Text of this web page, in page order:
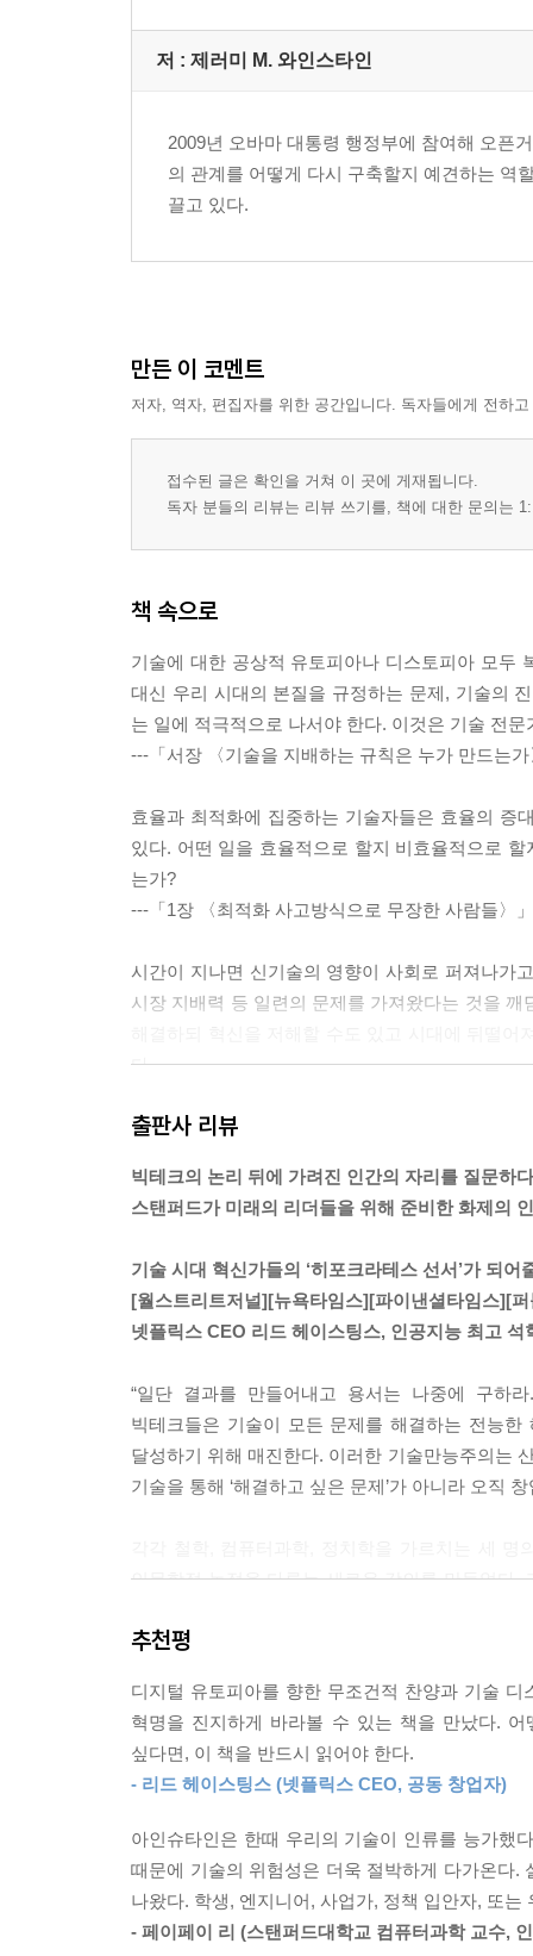
저 : 제러미 M. 와인스타인
2009년 오바마 대통령 행정부에 참여해 오픈
의 관계를 어떻게 다시 구축할지 예견하는 역
끌고 있다.
만든 이 코멘트
저자, 역자, 편집자를 위한 공간입니다. 독자들에게 전하
접수된 글은 확인을 거쳐 이 곳에 게재됩니다.
독자 분들의 리뷰는 리뷰 쓰기를, 책에 대한 문의는
책 속으로
기술에 대한 공상적 유토피아나 디스토피아 모두
대신 우리 시대의 본질을 규정하는 문제, 기술의
는 일에 적극적으로 나서야 한다. 이것은 기술 전
---「서장 〈기술을 지배하는 규칙은 누가 만드는
효율과 최적화에 집중하는 기술자들은 효율의 증
있다. 어떤 일을 효율적으로 할지 비효율적으로
는가?
---「1장 〈최적화 사고방식으로 무장한 사람들〉
시간이 지나면 신기술의 영향이 사회로 퍼져나가
시장 지배력 등 일련의 문제를 가져왔다는 것을
다.
우리 스스로 개인정보를 기꺼이 민간 기업에 넘
수가 ‘감시 자본주의’라고 적절히 이름 붙인 정치
---「5장 〈우리는 한 번의 클릭으로 무엇을 포기했
인간 지능과 기계 지능 사이에는 중요한 차이가
무리 지능적이어도 스스로 목표를 설정하거나 그
화하기로 결정하는 것은 사람이다.
---「6장 〈자동화의 그늘, 기술적 실업이라는 질
출판사 리뷰
빅테크의 논리 뒤에 가려진 인간의 자리를 질문하다
스탠퍼드가 미래의 리더들을 위해 준비한 화제의
기술 시대 혁신가들의 ‘히포크라테스 선서’가 되어
[월스트리트저널][뉴욕타임스][파이낸셜타임스][
넷플릭스 CEO 리드 헤이스팅스, 인공지능 최고
“일단 결과를 만들어내고 용서는 나중에 구하
빅테크들은 기술이 모든 문제를 해결하는 전능한
달성하기 위해 매진한다. 이러한 기술만능주의는
기술을 통해 ‘해결하고 싶은 문제’가 아니라 오직
인문학적 논점을 다루는 새로운 강의를 만들었다.
안 된다는 문제의식이 이 책 《시스템 에러》의
밖으로 퍼져나갔다. 실리콘밸리의 엔지니어와
연구기관에서 빅테크의 논리 뒤에 가려진 인간적
세 저자는 디지털 시대의 당면한 쟁점들을 윤리
중요한 가치들을 기술에 어떻게 반영해야 하는
문제들에 어떠한 답을 줄 수 있는지, 기술혁명의
기술을 통제하기 위해 알아야 할 시민 교양이다.
추천평
디지털 유토피아를 향한 무조건적 찬양과 기술
혁명을 진지하게 바라볼 수 있는 책을 만났다.
싶다면, 이 책을 반드시 읽어야 한다.
- 리드 헤이스팅스 (넷플릭스 CEO, 공동 창업자)
아인슈타인은 한때 우리의 기술이 인류를 능가했
때문에 기술의 위험성은 더욱 절박하게 다가온다.
나왔다. 학생, 엔지니어, 사업가, 정책 입안자, 또
- 페이페이 리 (스탠퍼드대학교 컴퓨터과학 교수,